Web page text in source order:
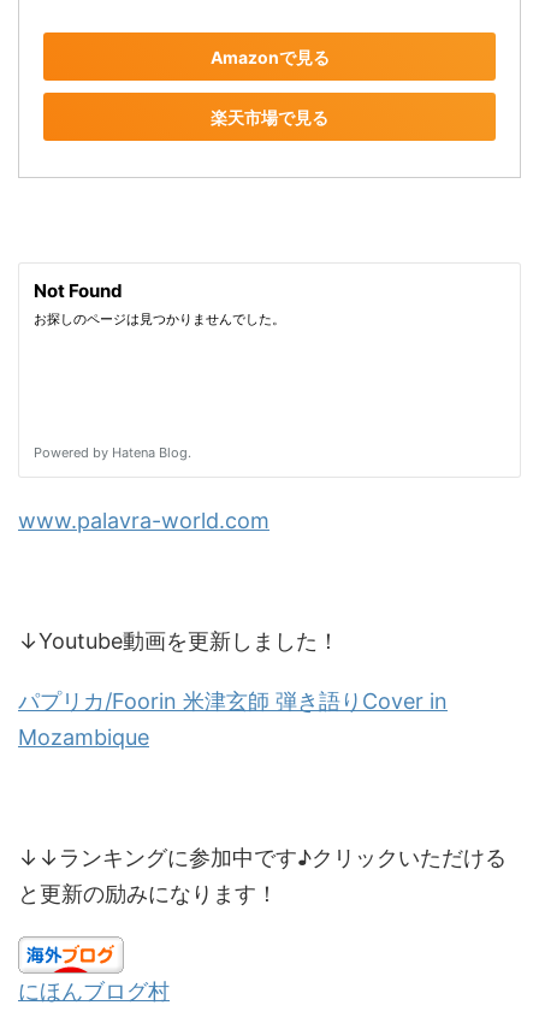
Amazonで見る
楽天市場で見る
www.palavra-world.com
↓Youtube動画を更新しました！
パプリカ/Foorin 米津玄師 弾き語り Cover in
Mozambique
↓↓ランキングに参加中です♪クリックいただける
と更新の励みになります！
にほんブログ村